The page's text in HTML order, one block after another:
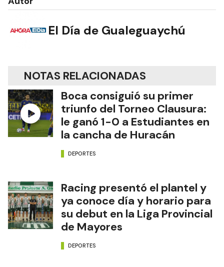
El Día de Gualeguaychú
NOTAS RELACIONADAS
Boca consiguió su primer
triunfo del Torneo Clausura:
le ganó 1-0 a Estudiantes en
la cancha de Huracán
DEPORTES
Racing presentó el plantel y
ya conoce día y horario para
su debut en la Liga Provincial
de Mayores
DEPORTES